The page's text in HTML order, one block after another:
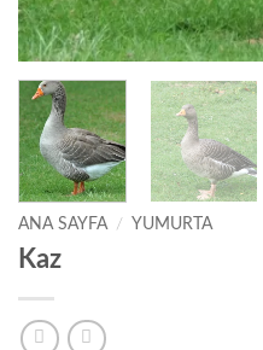
ANA SAYFA / YUMURTA
Kaz